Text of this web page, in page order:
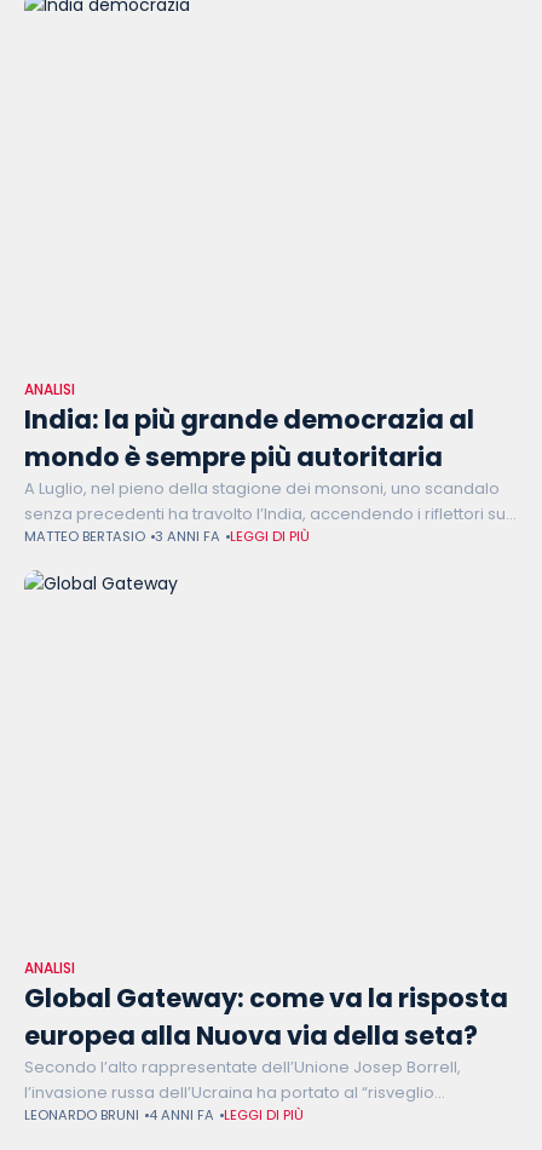
ANALISI
India: la più grande democrazia al
mondo è sempre più autoritaria
A Luglio, nel pieno della stagione dei monsoni, uno scandalo
senza precedenti ha travolto l’India, accendendo i riflettori su
una regione dimenticata dai media mainstream. Sui principali
canali social indiani
MATTEO BERTASIO 3 ANNI FA LEGGI DI PIÙ
ANALISI
Global Gateway: come va la risposta
europea alla Nuova via della seta?
Secondo l’alto rappresentate dell’Unione Josep Borrell,
l’invasione russa dell’Ucraina ha portato al “risveglio
geopolitico” dell’Europa. L’Unione europea però si sta
LEONARDO BRUNI 4 ANNI FA LEGGI DI PIÙ